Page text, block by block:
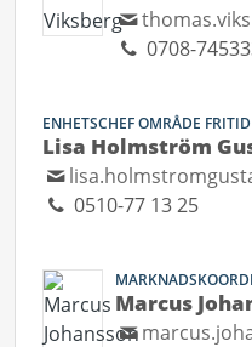
0708-
ENHETSCHEF OMRÅDE FRITID
Lisa Holmström
0510-77 13 25
Marcus